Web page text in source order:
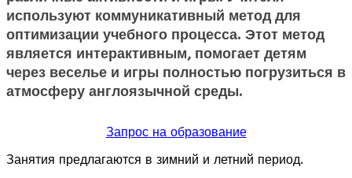
используют коммуникативный метод для
оптимизации учебного процесса. Этот метод
является интерактивным, помогает детям
через веселье и игры полностью погрузиться в
атмосферу англоязычной среды.
Запрос на образование
Занятия предлагаются в зимний и летний период.